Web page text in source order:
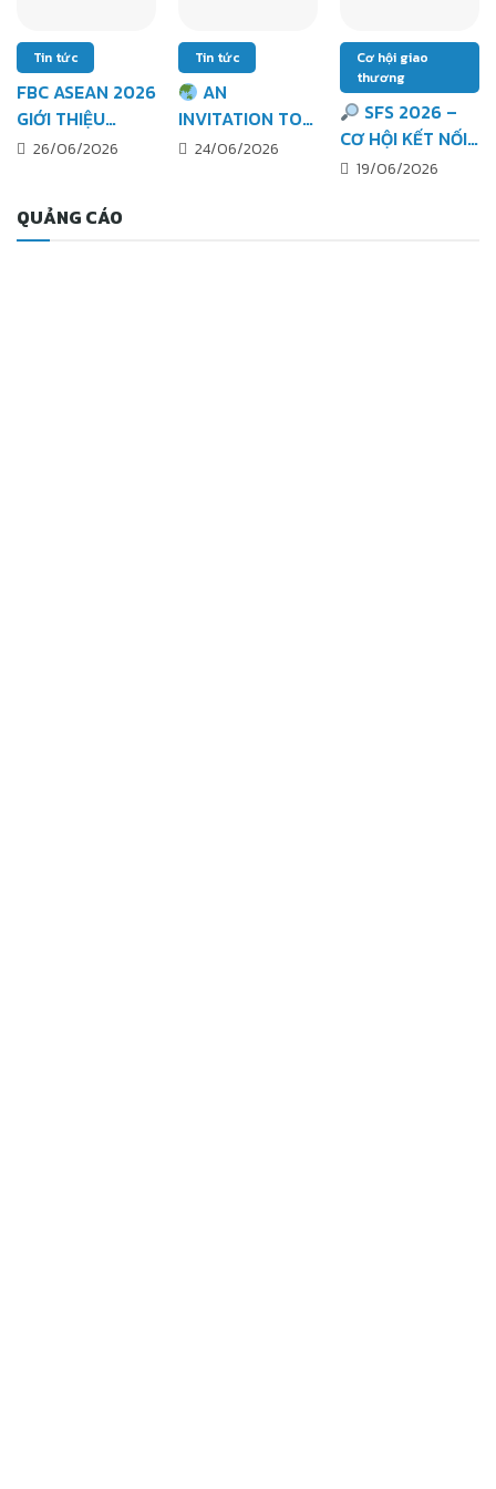
Tin tức
FBC ASEAN 2026
GIỚI THIỆU
BUYER
DOANH NGHIỆP
26/06/2026
Tin tức
AN
INVITATION TO
NEPCON ASIA @
24/06/2026
Cơ hội giao
thương
SFS 2026 –
CƠ HỘI KẾT NỐI
TRỰC TIẾP VỚI
19/06/2026
QUẢNG CÁO